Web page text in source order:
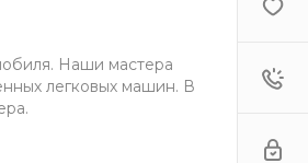
Наши мастера
легковых машин. В